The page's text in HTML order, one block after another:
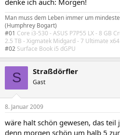
Man muss dem Leben immer um
(Humphrey Bogart)
#01 Core i3-530 - ASUS P7P55 LX - 8 GB
2.5 TB - Xigmatek Midgard - 7 Ultimate x64
#02 Surface Book i5 dGPU
S Straßdörfler
Gast
8. Januar 2009
wäre halt schön gewesen, das
denn morgen schön um halb 5